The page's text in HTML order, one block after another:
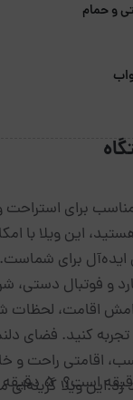
و حمام
ایده‌آل برای شماست.
زد.
است؟ 5 دقیقه